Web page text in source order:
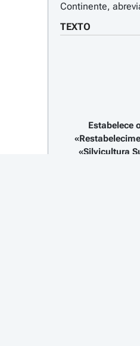
Continente,
TEXTO
Estabelece
«Silvicultura